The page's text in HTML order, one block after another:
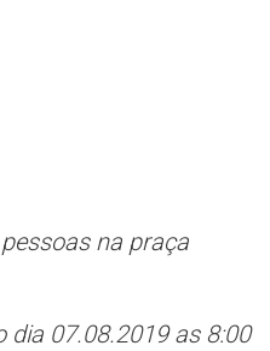
na praça
dia 07.08.2019 as 8:00